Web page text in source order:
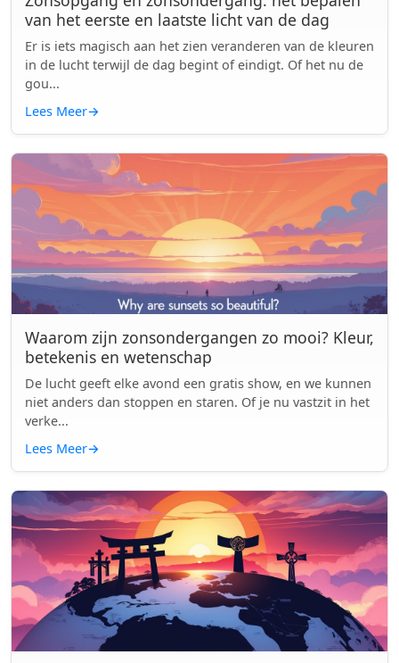
van het eerste en laatste licht van de dag
Er is iets magisch aan het zien veranderen van de kleuren
in de lucht terwijl de dag begint of eindigt. Of het nu de
gou...
Lees Meer→
Waarom zijn zonsondergangen zo mooi? Kleur,
betekenis en wetenschap
De lucht geeft elke avond een gratis show, en we kunnen
niet anders dan stoppen en staren. Of je nu vastzit in het
verke...
Lees Meer→